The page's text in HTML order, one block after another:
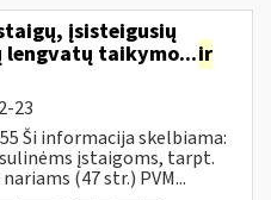
įsisteigusių
lengvatų taikymo...ir
23
Ši informacija skelbiama:
įstaigoms, tarpt.
(47 str.) PVM...